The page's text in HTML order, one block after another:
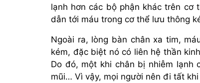
lạnh hơn các bộ phận khác trên cơ
dẫn tới máu trong cơ thể lưu thông
Ngoài ra, lòng bàn chân xa tim,
kém, đặc biệt nó có liên hệ thần
Do đó, một khi chân bị nhiễm lạnh
mũi… Vì vậy, mọi người nên đi tất